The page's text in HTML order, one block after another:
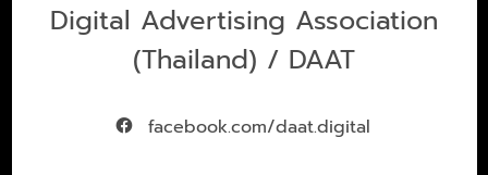
Digital Advertising Association
(Thailand) / DAAT
facebook.com/daat.digital